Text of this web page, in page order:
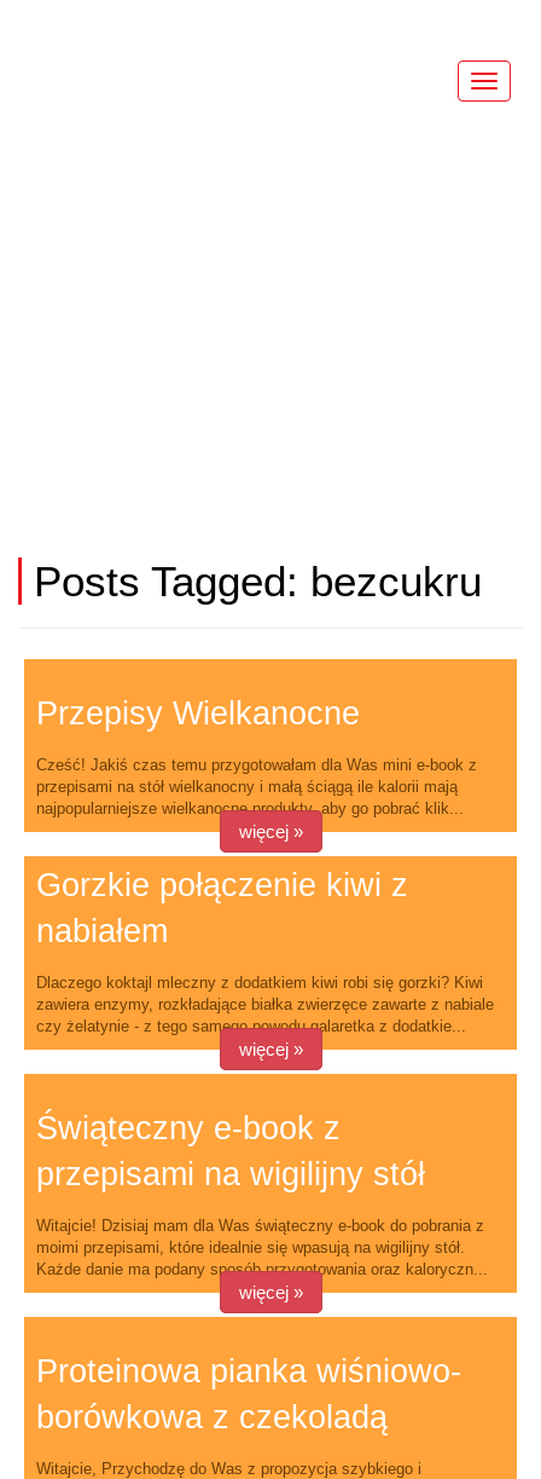
Posts Tagged: bezcukru
Przepisy Wielkanocne
Cześć! Jakiś czas temu przygotowałam dla Was mini e-book z
przepisami na stół wielkanocny i małą ściągą ile kalorii mają
najpopularniejsze wielkanocne produkty, aby go pobrać klik...
więcej »
Gorzkie połączenie kiwi z
nabiałem
Dlaczego koktajl mleczny z dodatkiem kiwi robi się gorzki? Kiwi
zawiera enzymy, rozkładające białka zwierzęce zawarte z nabiale
czy żelatynie - z tego samego powodu galaretka z dodatkie...
więcej »
Świąteczny e-book z
przepisami na wigilijny stół
Witajcie! Dzisiaj mam dla Was świąteczny e-book do pobrania z
moimi przepisami, które idealnie się wpasują na wigilijny stół.
Każde danie ma podany sposób przygotowania oraz kaloryczn...
więcej »
Proteinowa pianka wiśniowo-
borówkowa z czekoladą
Witajcie, Przychodzę do Was z propozycja szybkiego i